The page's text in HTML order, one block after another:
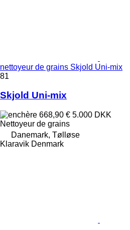
nettoyeur de grains Skjold Uni-mix
81
Skjold Uni-mix
668,90 € 5.000 DKK
Nettoyeur de grains
Danemark, Tølløse
Klaravik Denmark